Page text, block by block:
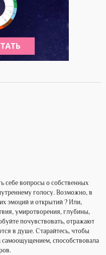
себе вопросы о собственных
голосу. Возможно, в
эмоций и открытий ? Или,
умиротворения, глубины,
почувствовать, отражают
в душе. Старайтесь, чтобы
способствовала